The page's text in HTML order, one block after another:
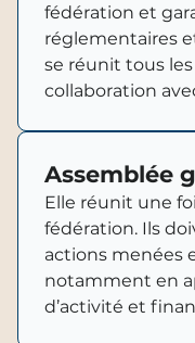
fédération et
réglementaires
se réunit tous
collaboration
Assemblée
Elle réunit une
fédération. Ils
actions menées
notamment en
d’activité et